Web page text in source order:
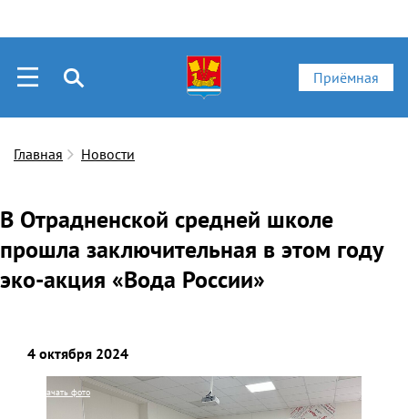
Приёмная
Главная Новости
В Отрадненской средней школе
прошла заключительная в этом году
эко-акция «Вода России»
4 октября 2024
Скачать фото